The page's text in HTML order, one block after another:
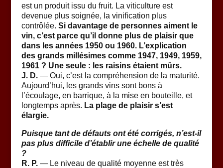
est un produit issu du fruit. La viticulture est
devenue plus soignée, la vinification plus
contrôlée. Si davantage de personnes aiment le
vin, c’est parce qu’il donne plus de plaisir que
dans les années 1950 ou 1960. L’explication
des grands millésimes comme 1947, 1949, 1959,
1961 ? Une seule : les raisins étaient mûrs.
J. D.— Oui, c’est la compréhension de la maturité.
Aujourd’hui, les grands vins sont bons à
l’écoulage, en barrique, à la mise en bouteille, et
longtemps après. La plage de plaisir s’est
élargie.
Puisque tant de défauts ont été corrigés, n’est-il
pas plus difficile d’établir une échelle de qualité
?
R. P.— Le niveau de qualité moyenne est très